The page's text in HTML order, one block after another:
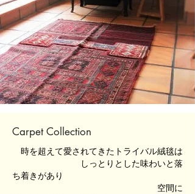
Carpet Collection
時を超えて愛されてきたトライバル絨毯は
しっとりとした味わいと落
ち着きがあり
空間に